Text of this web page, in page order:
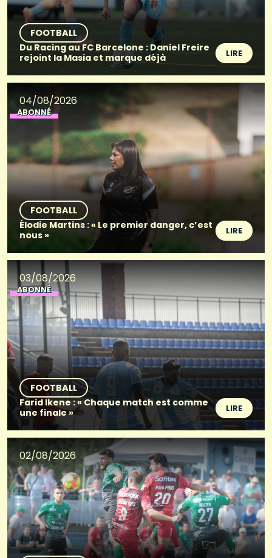
FOOTBALL
Du Racing au FC Barcelone : Daniel Freire
rejoint la Masia et marque déjà
LIRE
04/08/2026
ABONNÉ
FOOTBALL
Élodie Martins : « Le premier danger, c’est
nous »
LIRE
03/08/2026
ABONNÉ
FOOTBALL
Farid Ikene : « Chaque match est comme
une finale »
LIRE
02/08/2026